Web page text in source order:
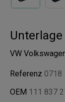
VW
Referenz 0718
OEM 111 837